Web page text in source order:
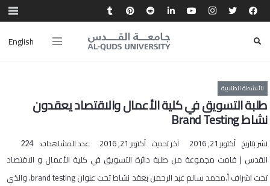
English
الأنشطة الطلابية
طلبة التسويق في كلية الأعمال والاقتصاد يعقدون
نشاط Brand Testing
نشر بتاريخ أكتوبر 21, 2016 آخر تحديث أكتوبر 21, 2016 عدد المشاهدات: 224
القدس | قامت مجموعة من طلبة دائرة التسويق في كلية الأعمال و الاقتصاد
تحت اشراف أ.محمد سالم عبد الرحمن بعقد نشاط تحت عنوان brand testing، والذي